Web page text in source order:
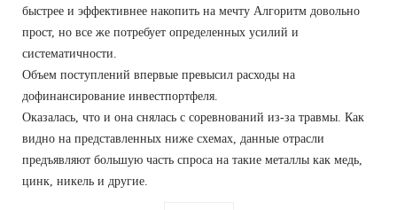
быстрее и эффективнее накопить на мечту Алгоритм довольно
прост, но все же потребует определенных усилий и
систематичности.
Объем поступлений впервые превысил расходы на
дофинансирование инвестпортфеля.
Оказалась, что и она снялась с соревнований из-за травмы. Как
видно на представленных ниже схемах, данные отрасли
предъявляют большую часть спроса на такие металлы как медь,
цинк, никель и другие.